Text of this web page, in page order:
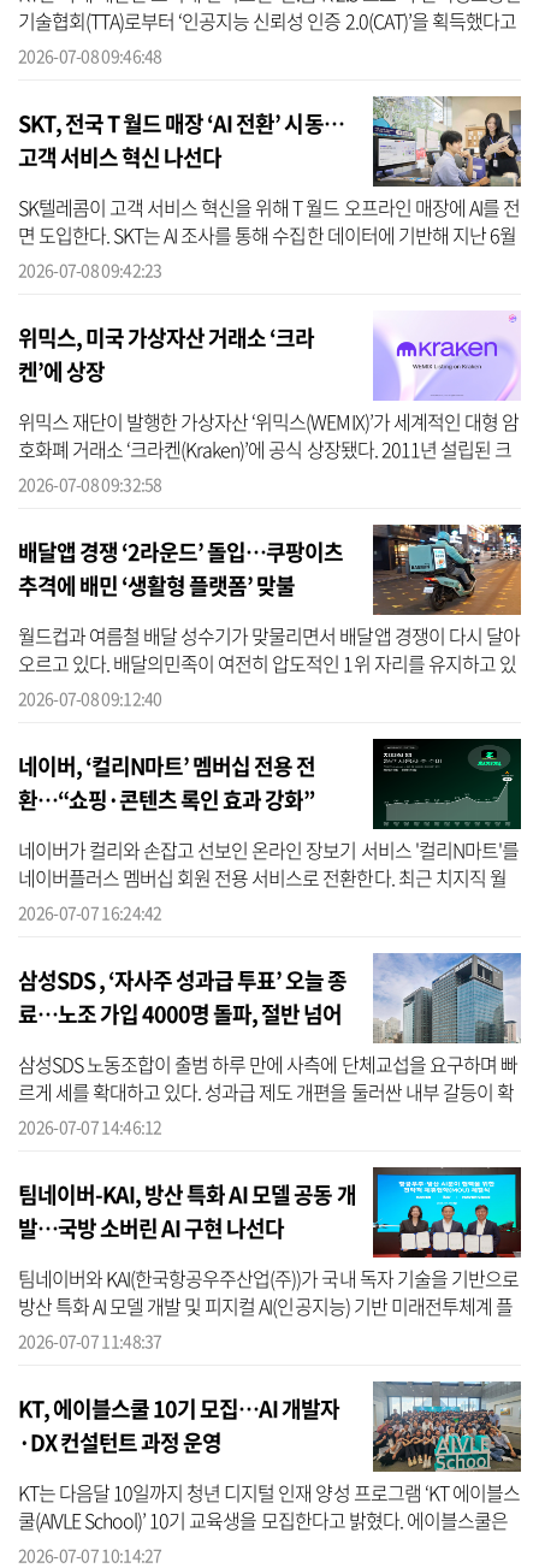
기술협회(TTA)로부터 ‘인공지능 신뢰성 인증 2.0(CAT)’을 획득했다고
8일 밝혔다. CAT는 AI 도입과 운영 전반의 거버넌스 신뢰성을 평가
2026-07-08 09:46:48
SKT, 전국 T 월드 매장 ‘AI 전환’ 시동…
고객 서비스 혁신 나선다
SK텔레콤이 고객 서비스 혁신을 위해 T 월드 오프라인 매장에 AI를 전
면 도입한다. SKT는 AI 조사를 통해 수집한 데이터에 기반해 지난 6월
T 월드 매장 별점 공개를 시작으로, 오는 9월부터 매장용 AI 에이전
2026-07-08 09:42:23
위믹스, 미국 가상자산 거래소 ‘크라
켄’에 상장
위믹스 재단이 발행한 가상자산 ‘위믹스(WEMIX)’가 세계적인 대형 암
호화폐 거래소 ‘크라켄(Kraken)’에 공식 상장됐다. 2011년 설립된 크
라켄은 가장 유동성이 높고 안전한 암호화폐 거래소 중 하나다. 이번
2026-07-08 09:32:58
배달앱 경쟁 ‘2라운드’ 돌입…쿠팡이츠
추격에 배민 ‘생활형 플랫폼’ 맞불
월드컵과 여름철 배달 성수기가 맞물리면서 배달앱 경쟁이 다시 달아
오르고 있다. 배달의민족이 여전히 압도적인 1위 자리를 유지하고 있
지만, 쿠팡이츠가 공격적인 혜택과 서비스 개선을 앞세워 격차를 좁
2026-07-08 09:12:40
네이버, ‘컬리N마트’ 멤버십 전용 전
환…“쇼핑·콘텐츠 록인 효과 강화”
네이버가 컬리와 손잡고 선보인 온라인 장보기 서비스 '컬리N마트'를
네이버플러스 멤버십 회원 전용 서비스로 전환한다. 최근 치지직 월
드컵 중계에 멤버십 혜택을 연계한 데 이어 핵심 커머스 서비스까지
2026-07-07 16:24:42
삼성SDS , ‘자사주 성과급 투표’ 오늘 종
료…노조 가입 4000명 돌파, 절반 넘어
서나
삼성SDS 노동조합이 출범 하루 만에 사측에 단체교섭을 요구하며 빠
르게 세를 확대하고 있다. 성과급 제도 개편을 둘러싼 내부 갈등이 확
산되면서 조합원 수도 단기간에 급증했다. 삼성그룹 초기업노동조합
2026-07-07 14:46:12
팀네이버-KAI, 방산 특화 AI 모델 공동 개
발…국방 소버린 AI 구현 나선다
팀네이버와 KAI(한국항공우주산업(주))가 국내 독자 기술을 기반으로
방산 특화 AI 모델 개발 및 피지컬 AI(인공지능) 기반 미래전투체계 플
랫폼 개발을 공동 추진하기로 합의했다고 7일 밝혔다. 3사는 팀네이
2026-07-07 11:48:37
KT, 에이블스쿨 10기 모집…AI 개발자
·DX 컨설턴트 과정 운영
KT는 다음달 10일까지 청년 디지털 인재 양성 프로그램 ‘KT 에이블스
쿨(AIVLE School)’ 10기 교육생을 모집한다고 밝혔다. 에이블스쿨은
KT가 고용노동부와 함께 운영하는 AI·클라우드 기반 실무형 인재 양
2026-07-07 10:14:27